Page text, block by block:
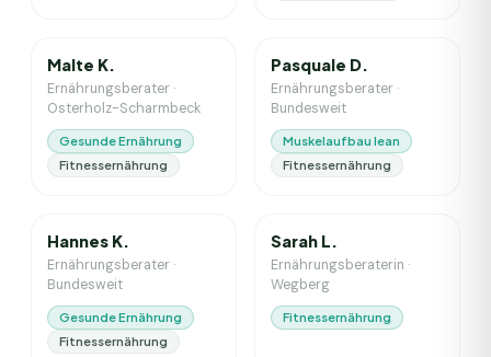
Malte K.
Ernährungsberater ·
Osterholz-Scharmbeck
Gesunde Ernährung
Fitnessernährung
Pasquale D.
Ernährungsberater ·
Bundesweit
Muskelaufbau lean
Fitnessernährung
Hannes K.
Ernährungsberater ·
Bundesweit
Gesunde Ernährung
Fitnessernährung
Sarah L.
Ernährungsberaterin ·
Wegberg
Fitnessernährung